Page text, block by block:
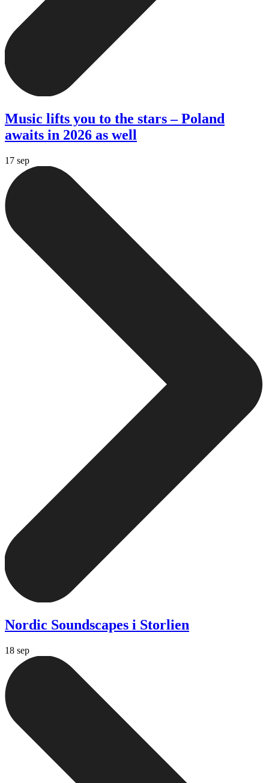
Music lifts you to the stars – Poland
awaits in 2026 as well
17 sep
Nordic Soundscapes i Storlien
18 sep